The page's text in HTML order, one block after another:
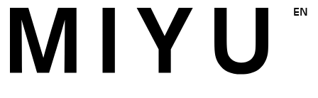
EN